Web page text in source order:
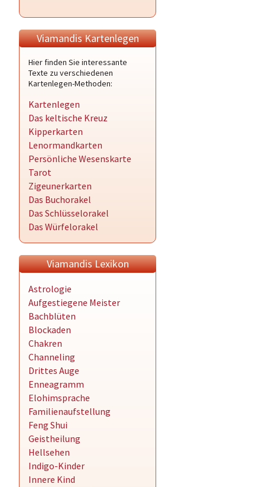
Viamandis Kartenlegen
Hier finden Sie interessante
Texte zu verschiedenen
Kartenlegen-Methoden:
Kartenlegen
Das keltische Kreuz
Kipperkarten
Lenormandkarten
Persönliche Wesenskarte
Tarot
Zigeunerkarten
Das Buchorakel
Das Schlüsselorakel
Das Würfelorakel
Viamandis Lexikon
Astrologie
Aufgestiegene Meister
Bachblüten
Blockaden
Chakren
Channeling
Drittes Auge
Enneagramm
Elohimsprache
Familienaufstellung
Feng Shui
Geistheilung
Hellsehen
Indigo-Kinder
Innere Kind